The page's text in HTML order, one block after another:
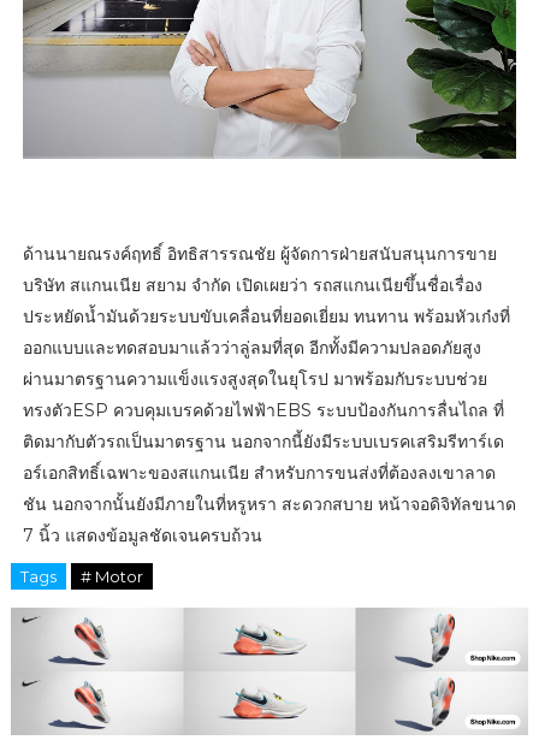
ด้านนายณรงค์ฤทธิ์ อิทธิสารรณชัย ผู้จัดการฝ่ายสนับสนุนการขาย
บริษัท สแกนเนีย สยาม จำกัด เปิดเผยว่า รถสแกนเนียขึ้นชื่อเรื่อง
ประหยัดน้ำมันด้วยระบบขับเคลื่อนที่ยอดเยี่ยม ทนทาน พร้อมหัวเก๋งที่
ออกแบบและทดสอบมาแล้วว่าลู่ลมที่สุด อีกทั้งมีความปลอดภัยสูง
ผ่านมาตรฐานความแข็งแรงสูงสุดในยุโรป มาพร้อมกับระบบช่วย
ทรงตัวESP ควบคุมเบรคด้วยไฟฟ้าEBS ระบบป้องกันการลื่นไถล ที่
ติดมากับตัวรถเป็นมาตรฐาน นอกจากนี้ยังมีระบบเบรคเสริมรีทาร์เด
อร์เอกสิทธิ์เฉพาะของสแกนเนีย สำหรับการขนส่งที่ต้องลงเขาลาด
ชัน นอกจากนั้นยังมีภายในที่หรูหรา สะดวกสบาย หน้าจอดิจิทัลขนาด
7 นิ้ว แสดงข้อมูลชัดเจนครบถ้วน
Tags # Motor